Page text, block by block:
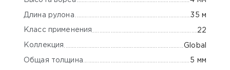
Длина рулона 35 м
Класс применения 22
Коллекция Global
Общая толщина 5 мм